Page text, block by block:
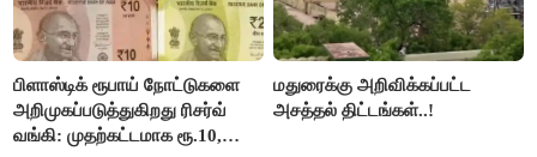
பிளாஸ்டிக் ரூபாய் நோட்டுகளை
அறிமுகப்படுத்துகிறது ரிசர்வ்
வங்கி: முதற்கட்டமாக ரூ.10,
மதுரைக்கு அறிவிக்கப்பட்ட
அசத்தல் திட்டங்கள்..!